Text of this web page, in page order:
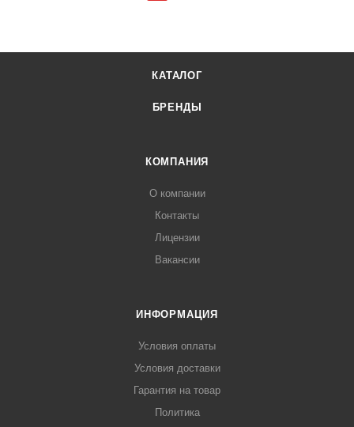
КАТАЛОГ
БРЕНДЫ
КОМПАНИЯ
О компании
Контакты
Лицензии
Вакансии
ИНФОРМАЦИЯ
Условия оплаты
Условия доставки
Гарантия на товар
Политика